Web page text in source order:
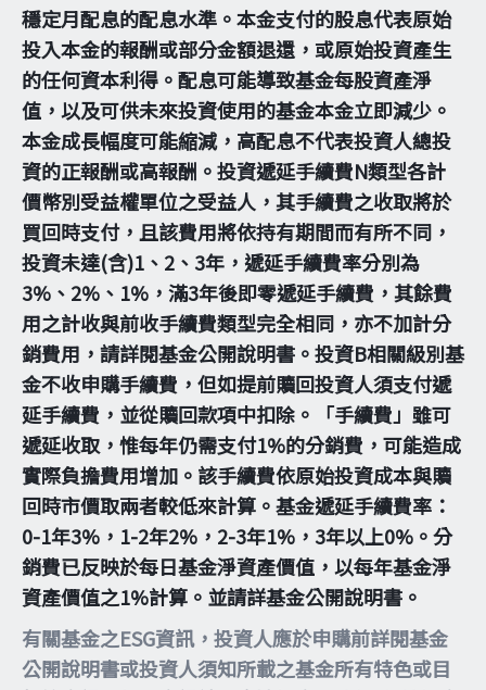
穩定月配息的配息水準。本金支付的股息代表原始
投入本金的報酬或部分金額退還，或原始投資產生
的任何資本利得。配息可能導致基金每股資產淨
值，以及可供未來投資使用的基金本金立即減少。
本金成長幅度可能縮減，高配息不代表投資人總投
資的正報酬或高報酬。投資遞延手續費N類型各計
價幣別受益權單位之受益人，其手續費之收取將於
買回時支付，且該費用將依持有期間而有所不同，
投資未達(含)1、2、3年，遞延手續費率分別為
3%、2%、1%，滿3年後即零遞延手續費，其餘費
用之計收與前收手續費類型完全相同，亦不加計分
銷費用，請詳閱基金公開說明書。投資B相關級別基
金不收申購手續費，但如提前贖回投資人須支付遞
延手續費，並從贖回款項中扣除。「手續費」雖可
遞延收取，惟每年仍需支付1%的分銷費，可能造成
實際負擔費用增加。該手續費依原始投資成本與贖
回時市價取兩者較低來計算。基金遞延手續費率：
0-1年3%，1-2年2%，2-3年1%，3年以上0%。分
銷費已反映於每日基金淨資產價值，以每年基金淨
資產價值之1%計算。並請詳基金公開說明書。
有關基金之ESG資訊，投資人應於申購前詳閱基金
公開說明書或投資人須知所載之基金所有特色或目